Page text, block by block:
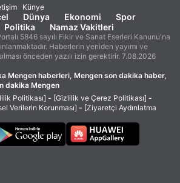
Künye
Dünya Ekonomi
Spor
Politika Namaz Vakitleri
5846 sayılı Fikir ve Sanat Eserleri Kanunu'na
Haberlerin yeniden yayımı ve
önceden yazılı izin gerektirir. 7.08.2026
Mengen haberleri, Mengen son dakika haber,
dakika Mengen
Politikası] - [Gizlilik ve Çerez Politikası] -
Verilerin Korunması] - [Ziyaretçi Aydınlatma